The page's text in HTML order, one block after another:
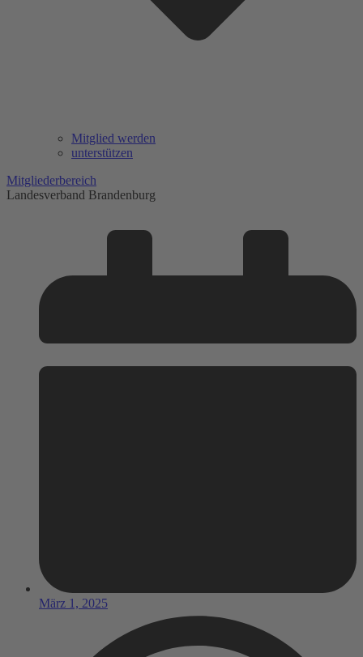
Mitglied werden
unterstützen
Mitgliederbereich
Landesverband Brandenburg
März 1, 2025